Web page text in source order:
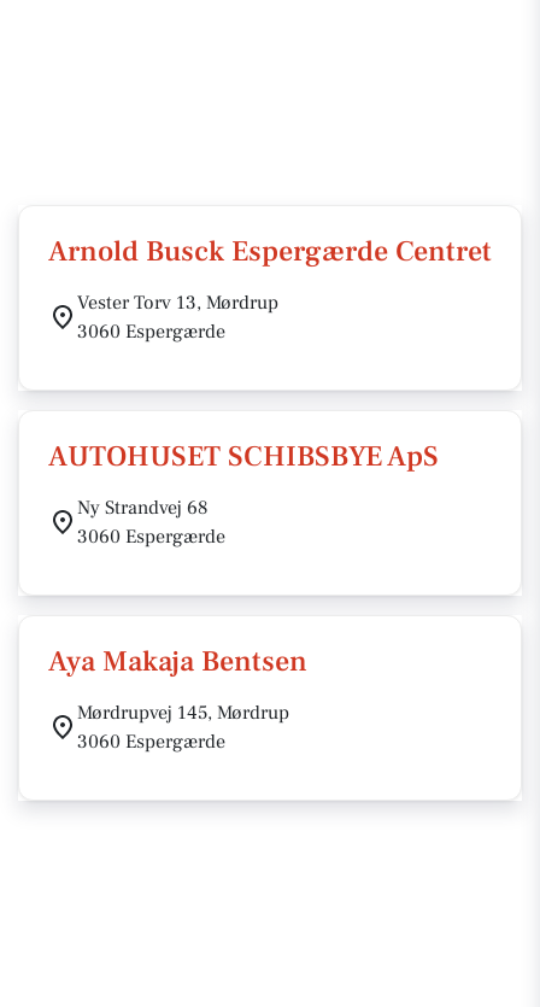
Arnold Busck Espergærde Centret
Vester Torv 13, Mørdrup
3060 Espergærde
AUTOHUSET SCHIBSBYE ApS
Ny Strandvej 68
3060 Espergærde
Aya Makaja Bentsen
Mørdrupvej 145, Mørdrup
3060 Espergærde